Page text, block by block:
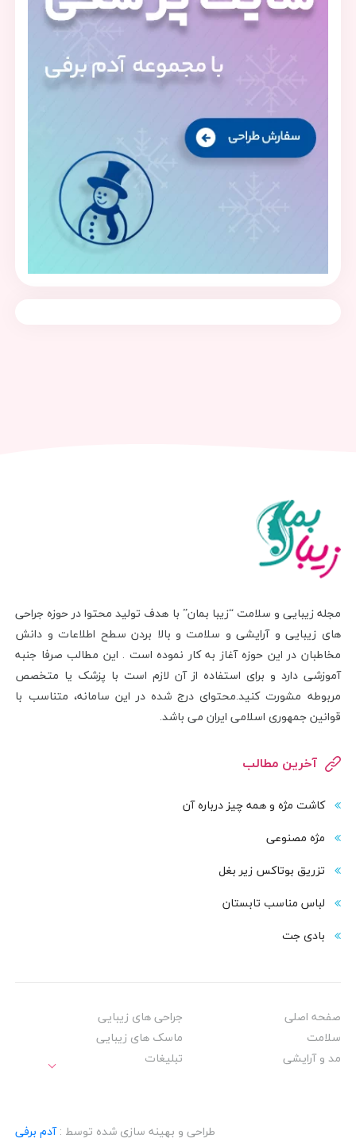
مجله زیبایی و سلامت “زیبا بمان” با هدف تولید محتوا در حوزه جراحی
های زیبایی و آرایشی و سلامت و بالا بردن سطح اطلاعات و دانش
مخاطبان در این حوزه آغاز به کار نموده است . این مطالب صرفا جنبه
آموزشی دارد و برای استفاده از آن لازم است با پزشک یا متخصص
مربوطه مشورت کنید.محتوای درج شده در این سامانه، متناسب با
قوانین جمهوری اسلامی ایران می باشد.
آخرین مطالب
کاشت مژه و همه چیز درباره آن
مژه مصنوعی
تزریق بوتاکس زیر بغل
لباس مناسب تابستان
بادی‌ جت
صفحه اصلی
جراحی های زیبایی
سلامت
ماسک های زیبایی
مد و آرایشی
تبلیغات
طراحی و بهینه سازی شده توسط :آدم برفی